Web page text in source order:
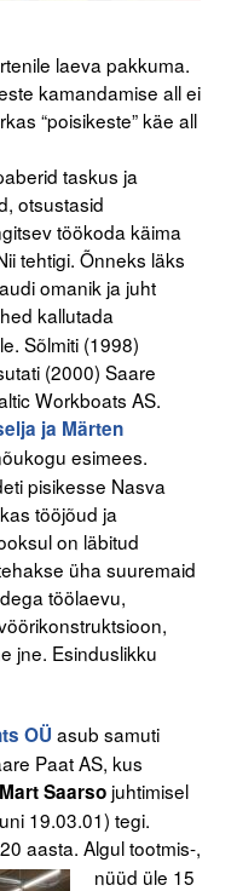
laeva pakkuma.
kamandamise all ei
“poisikeste” käe all
taskus ja
otsustasid
töökoda käima
tehtigi. Õnneks läks
omanik ja juht
kallutada
Sõlmiti (1998)
(2000) Saare
Workboats AS.
ja Märten
esimees.
pisikesse Nasva
tööjõud ja
on läbitud
üha suuremaid
töölaevu,
jne. Esinduslikku
OÜ asub samuti
Paat AS, kus
Mart Saarso juhtimisel
19.03.01) tegi.
aasta. Algul tootmis-,
nüüd üle 15